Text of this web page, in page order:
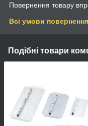
Повернення товару
Всі умови повернення
Подібні товари